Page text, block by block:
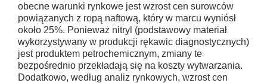
obecne warunki rynkowe jest wzrost cen surowców
powiązanych z ropą naftową, który w marcu wyniósł
około 25%. Ponieważ nitryl (podstawowy materiał
wykorzystywany w produkcji rękawic diagnostycznych)
jest produktem petrochemicznym, zmiany te
bezpośrednio przekładają się na koszty wytwarzania.
Dodatkowo, według analiz rynkowych, wzrost cen